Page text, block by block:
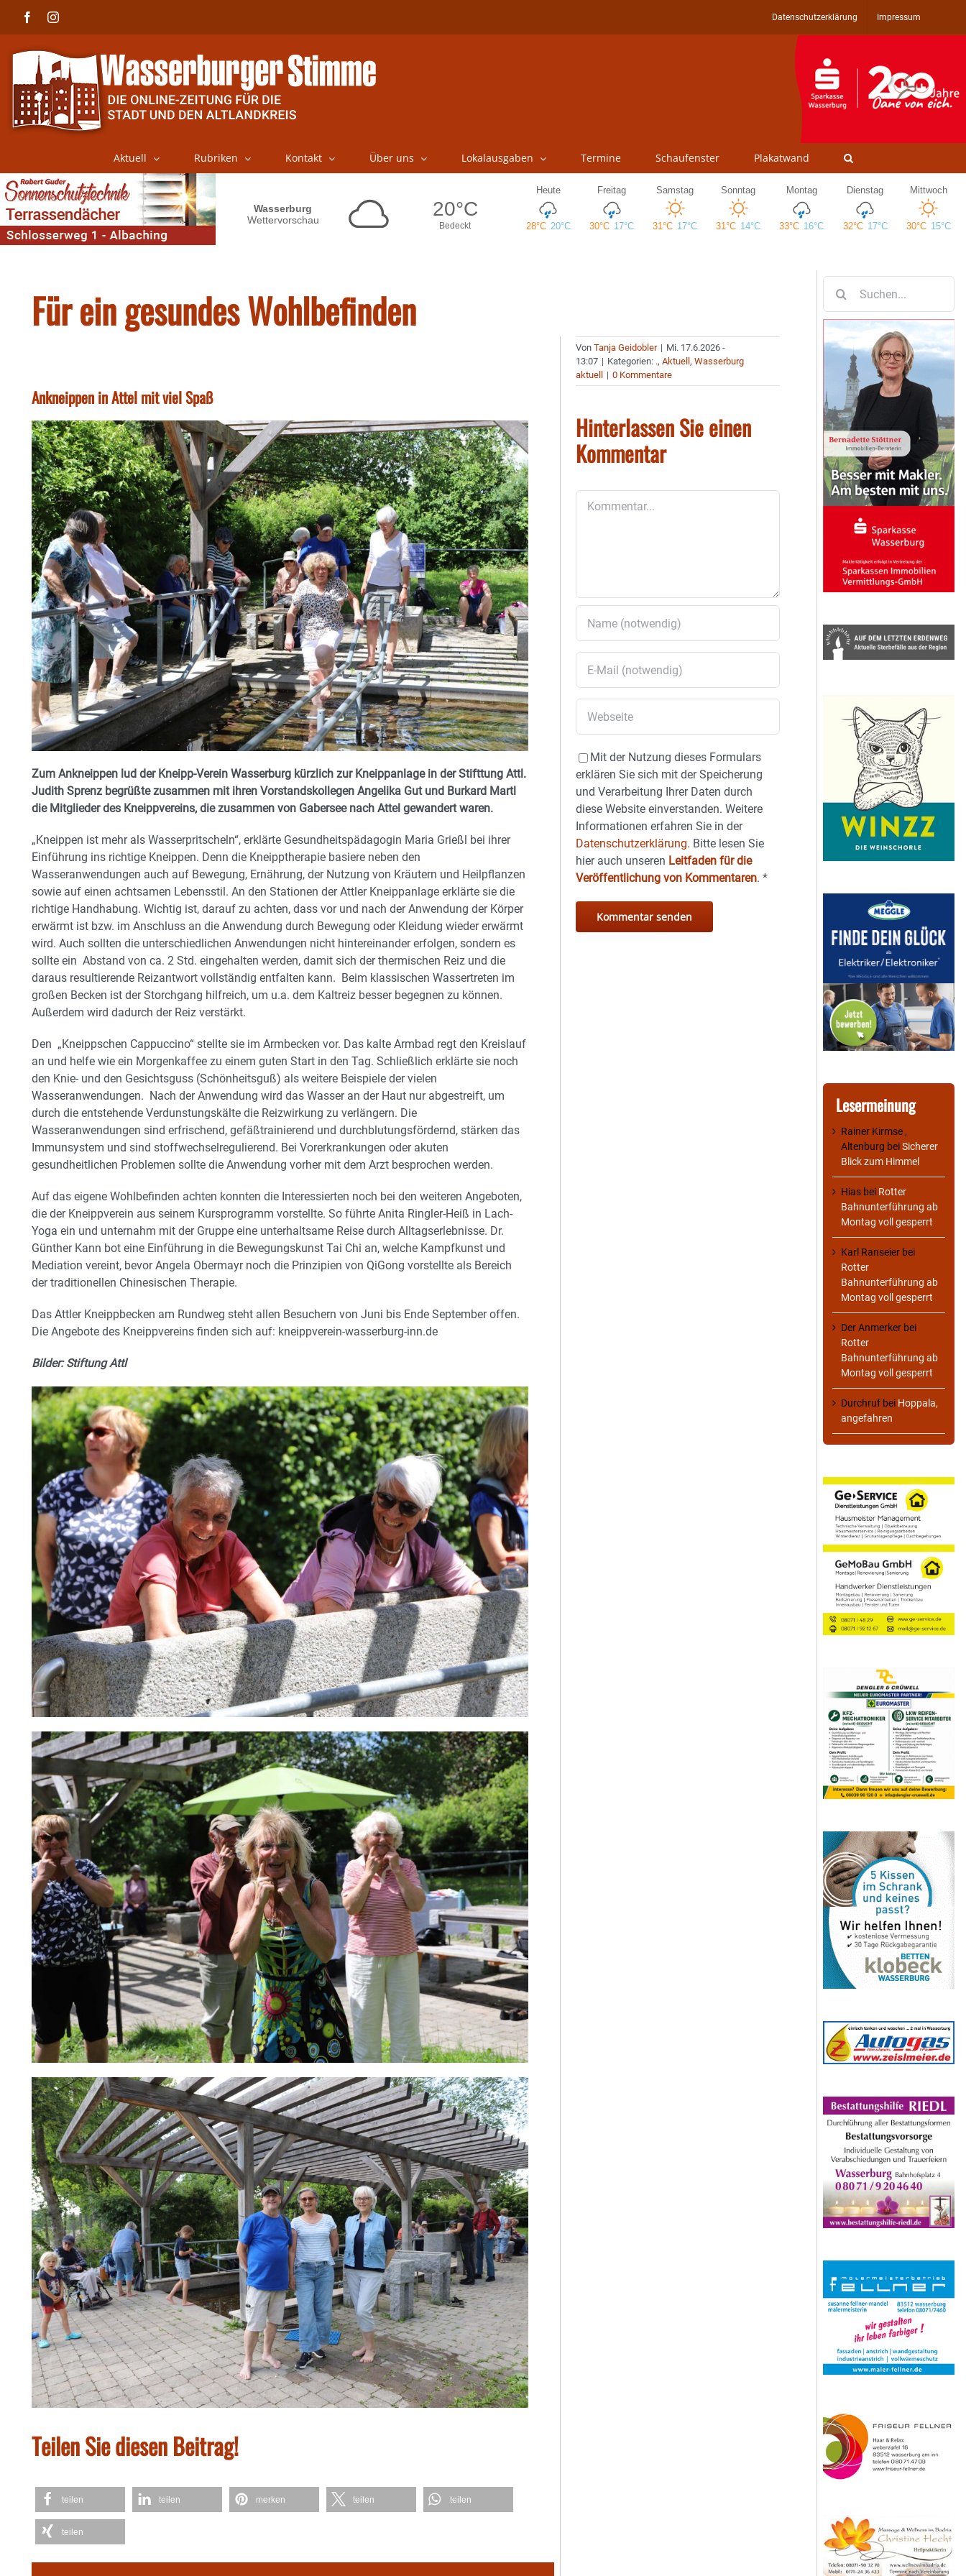
FacebookInstagram Datenschutzerklärung Impressum
Aktuell Rubriken Kontakt Über uns Lokalausgaben Termine Schaufenster Plakatwand
Für ein gesundes Wohlbefinden
Ankneippen in Attel mit viel Spaß
Zum Ankneippen lud der Kneipp-Verein Wasserburg kürzlich zur Kneippanlage in der Stifttung Attl.
Judith Sprenz begrüßte zusammen mit ihren Vorstandskollegen Angelika Gut und Burkard Martl
die Mitglieder des Kneippvereins, die zusammen von Gabersee nach Attel gewandert waren.
„Kneippen ist mehr als Wasserpritscheln“, erklärte Gesundheitspädagogin Maria Grießl bei ihrer
Einführung ins richtige Kneippen. Denn die Kneipptherapie basiere neben den
Wasseranwendungen auch auf Bewegung, Ernährung, der Nutzung von Kräutern und Heilpflanzen
sowie auf einen achtsamen Lebensstil. An den Stationen der Attler Kneippanlage erklärte sie die
richtige Handhabung. Wichtig ist, darauf zu achten, dass vor und nach der Anwendung der Körper
erwärmt ist bzw. im Anschluss an die Anwendung durch Bewegung oder Kleidung wieder erwärmt
wird. Auch sollten die unterschiedlichen Anwendungen nicht hintereinander erfolgen, sondern es
sollte ein Abstand von ca. 2 Std. eingehalten werden, damit sich der thermischen Reiz und die
daraus resultierende Reizantwort vollständig entfalten kann. Beim klassischen Wassertreten im
großen Becken ist der Storchgang hilfreich, um u.a. dem Kaltreiz besser begegnen zu können.
Außerdem wird dadurch der Reiz verstärkt.
Den „Kneippschen Cappuccino“ stellte sie im Armbecken vor. Das kalte Armbad regt den Kreislauf
an und helfe wie ein Morgenkaffee zu einem guten Start in den Tag. Schließlich erklärte sie noch
den Knie- und den Gesichtsguss (Schönheitsguß) als weitere Beispiele der vielen
Wasseranwendungen. Nach der Anwendung wird das Wasser an der Haut nur abgestreift, um
durch die entstehende Verdunstungskälte die Reizwirkung zu verlängern. Die
Wasseranwendungen sind erfrischend, gefäßtrainierend und durchblutungsfördernd, stärken das
Immunsystem und sind stoffwechselregulierend. Bei Vorerkrankungen oder akuten
gesundheitlichen Problemen sollte die Anwendung vorher mit dem Arzt besprochen werden.
Auf das eigene Wohlbefinden achten konnten die Interessierten noch bei den weiteren Angeboten,
die der Kneippverein aus seinem Kursprogramm vorstellte. So führte Anita Ringler-Heiß in Lach-
Yoga ein und unternahm mit der Gruppe eine unterhaltsame Reise durch Alltagserlebnisse. Dr.
Günther Kann bot eine Einführung in die Bewegungskunst Tai Chi an, welche Kampfkunst und
Mediation vereint, bevor Angela Obermayr noch die Prinzipien von QiGong vorstellte als Bereich
der traditionellen Chinesischen Therapie.
Das Attler Kneippbecken am Rundweg steht allen Besuchern von Juni bis Ende September offen.
Die Angebote des Kneippvereins finden sich auf: kneippverein-wasserburg-inn.de
Bilder: Stiftung Attl
Teilen Sie diesen Beitrag!
teilen teilen merken teilen teilen
teilen
VonTanja Geidobler | Mi. 17.6.2026 -
13:07 | Kategorien: .,Aktuell,Wasserburg
aktuell
| 0 Kommentare
Hinterlassen Sie einen
Kommentar
Mit der Nutzung dieses Formulars
erklären Sie sich mit der Speicherung
und Verarbeitung Ihrer Daten durch
diese Website einverstanden. Weitere
Informationen erfahren Sie in der
Datenschutzerklärung. Bitte lesen Sie
hier auch unseren Leitfaden für die
Veröffentlichung von Kommentaren.*
nach:
Lesermeinung
Rainer Kirmse ,
Altenburg beiSicherer
Blick zum Himmel
Hias bei Rotter
Bahnunterführung ab
Montag voll gesperrt
Karl Ranseier bei
Rotter
Bahnunterführung ab
Montag voll gesperrt
Der Anmerker bei
Rotter
Bahnunterführung ab
Montag voll gesperrt
Durchruf bei Hoppala,
angefahren